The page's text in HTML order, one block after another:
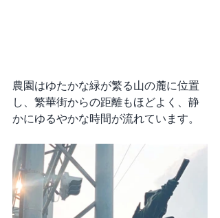
農園はゆたかな緑が繁る山の麓に位置
し、繁華街からの距離もほどよく、静
かにゆるやかな時間が流れています。